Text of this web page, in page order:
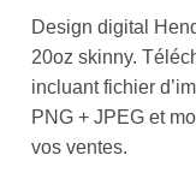
was:
$2.99.
Design digital
20oz skinny.
incluant fichier
PNG + JPEG et
vos ventes.